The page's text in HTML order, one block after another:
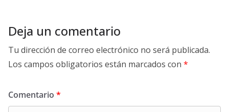
Deja un comentario
Tu dirección de correo electrónico no será publicada.
Los campos obligatorios están marcados con *
Comentario *